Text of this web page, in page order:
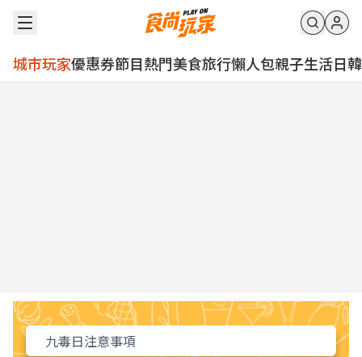
城市玩家優惠券節目熱門美食旅行懶人包親子生活日韓